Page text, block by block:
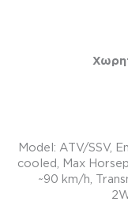
Model: ATV/SSV,
cooled, Max
~90 km/h,